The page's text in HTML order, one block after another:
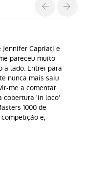
Capriati e
pareceu muito
a lado. Entrei para
nunca mais saiu
me a comentar
cobertura 'in loco'
1000 de
e,